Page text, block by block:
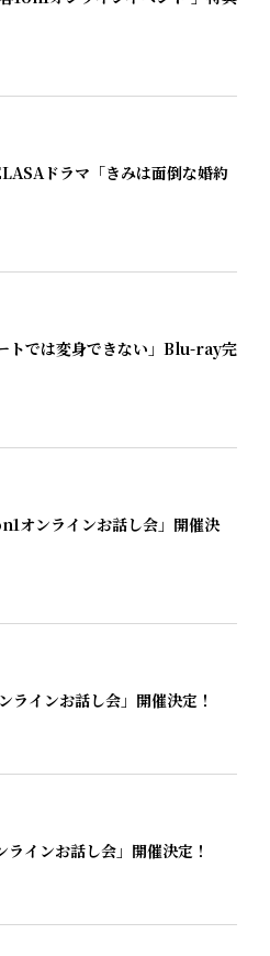
ドラマ「きみは面倒な婚約
トでは変身できない」Blu-ray完
オンラインお話し会」開催決
ラインお話し会」開催決定！
ラインお話し会」開催決定！